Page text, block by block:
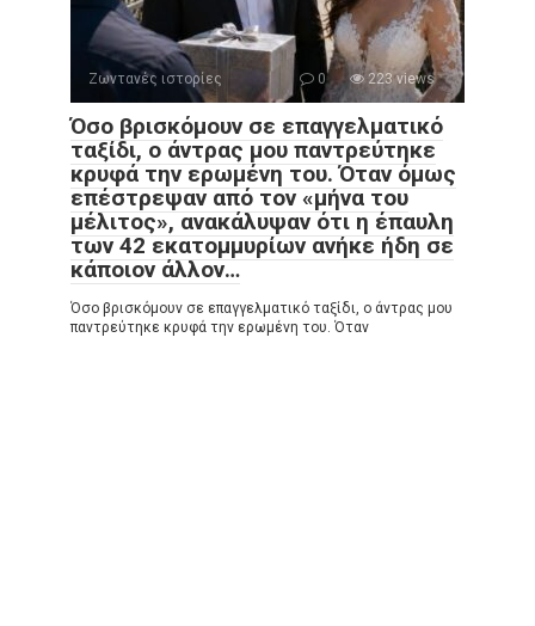
Ζωντανές ιστορίες 0 223 views
Όσο βρισκόμουν σε επαγγελματικό
ταξίδι, ο άντρας μου παντρεύτηκε
κρυφά την ερωμένη του. Όταν όμως
επέστρεψαν από τον «μήνα του
μέλιτος», ανακάλυψαν ότι η έπαυλη
των 42 εκατομμυρίων ανήκε ήδη σε
κάποιον άλλον…
Όσο βρισκόμουν σε επαγγελματικό ταξίδι, ο άντρας μου
παντρεύτηκε κρυφά την ερωμένη του. Όταν